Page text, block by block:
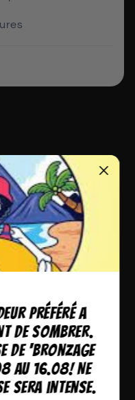
préféré a
de sombrer.
de 'bronzage
au 16.08! Ne
sera intense.